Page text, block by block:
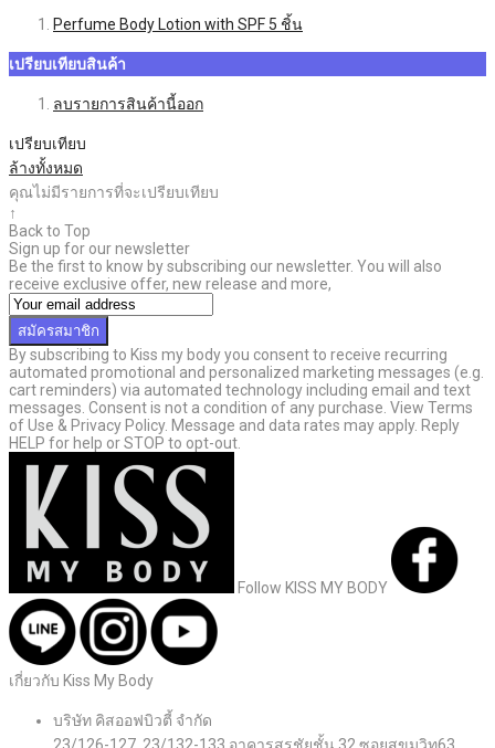
Perfume Body Lotion with SPF 5 ชิ้น
เปรียบเทียบสินค้า
ลบรายการสินค้านี้ออก
เปรียบเทียบ
ล้างทั้งหมด
คุณไม่มีรายการที่จะเปรียบเทียบ
↑
Back to Top
Sign up for our newsletter
Be the first to know by subscribing our newsletter. You will also
receive exclusive offer, new release and more,
สมัครสมาชิก
By subscribing to Kiss my body you consent to receive recurring
automated promotional and personalized marketing messages (e.g.
cart reminders) via automated technology including email and text
messages. Consent is not a condition of any purchase. View Terms
of Use & Privacy Policy. Message and data rates may apply. Reply
HELP for help or STOP to opt-out.
Follow KISS MY BODY
เกี่ยวกับ Kiss My Body
บริษัท คิสออฟบิวตี้ จำกัด
23/126-127, 23/132-133 อาคารสรชัยชั้น 32 ซอยสุขุมวิท63